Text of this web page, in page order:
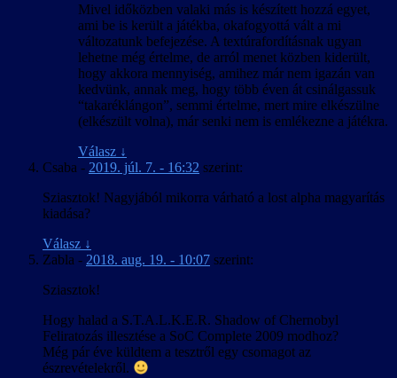
Mivel időközben valaki más is készített hozzá egyet,
ami be is került a játékba, okafogyottá vált a mi
változatunk befejezése. A textúrafordításnak ugyan
lehetne még értelme, de arról menet közben kiderült,
hogy akkora mennyiség, amihez már nem igazán van
kedvünk, annak meg, hogy több éven át csinálgassuk
“takaréklángon”, semmi értelme, mert mire elkészülne
(elkészült volna), már senki nem is emlékezne a játékra.
Válasz ↓
Csaba - 2019. júl. 7. - 16:32 szerint:
Sziasztok! Nagyjából mikorra várható a lost alpha magyarítás
kiadása?
Válasz ↓
Zabla - 2018. aug. 19. - 10:07 szerint:
Sziasztok!
Hogy halad a S.T.A.L.K.E.R. Shadow of Chernobyl
Feliratozás illesztése a SoC Complete 2009 modhoz?
Még pár éve küldtem a tesztről egy csomagot az
észrevételekről.